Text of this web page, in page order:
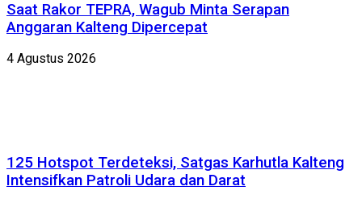
Saat Rakor TEPRA, Wagub Minta Serapan
Anggaran Kalteng Dipercepat
4 Agustus 2026
125 Hotspot Terdeteksi, Satgas Karhutla Kalteng
Intensifkan Patroli Udara dan Darat